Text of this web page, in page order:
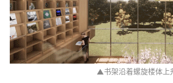
▲书架沿着螺旋楼体上